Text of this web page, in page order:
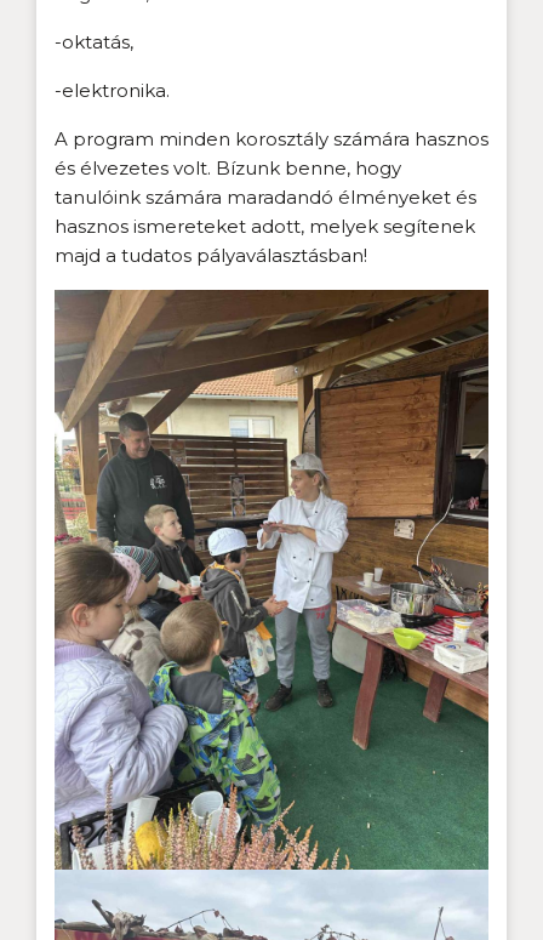
-oktatás,
-elektronika.
A program minden korosztály számára hasznos
és élvezetes volt. Bízunk benne, hogy
tanulóink számára maradandó élményeket és
hasznos ismereteket adott, melyek segítenek
majd a tudatos pályaválasztásban!